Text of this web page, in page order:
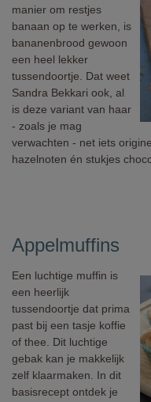
manier om restjes
banaan op te werken, is
bananenbrood gewoon
een heel lekker
tussendoortje. Dat weet
Sandra Bekkari ook, al
is deze variant van haar
- zoals je mag
verwachten - net iets
hazelnoten én stukjes
Appelmuffins
Een luchtige muffin is
een heerlijk
tussendoortje dat prima
past bij een tasje koffie
of thee. Dit luchtige
gebak kan je makkelijk
zelf klaarmaken. In dit
basisrecept ontdek je